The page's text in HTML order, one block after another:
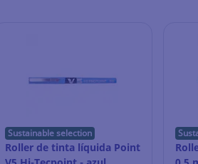
Sustainable selection
Roller de tinta líquida Point